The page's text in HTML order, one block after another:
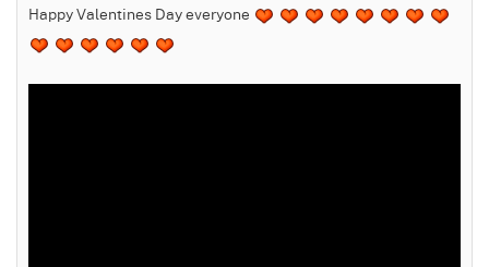
Happy Valentines Day everyone